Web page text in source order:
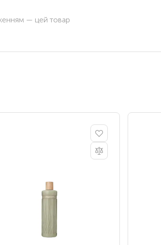
— цей товар